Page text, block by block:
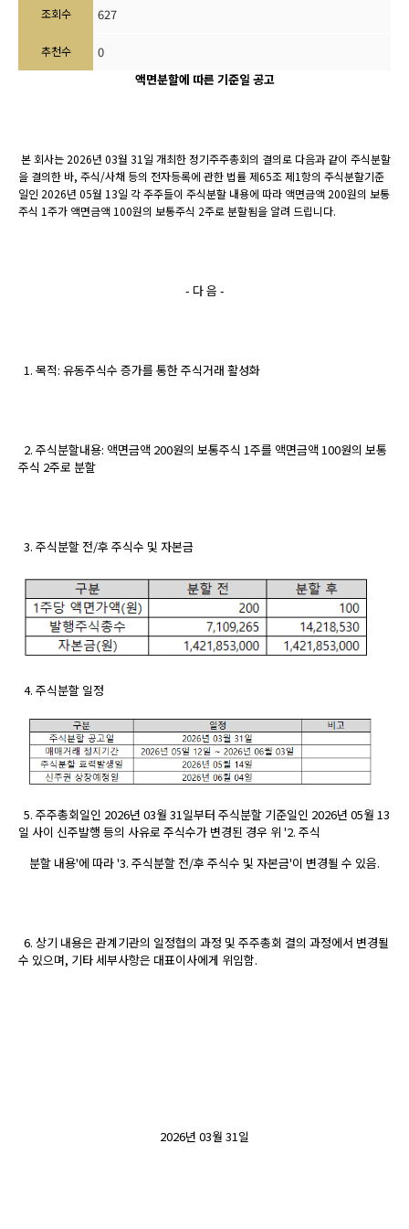
조회수 627
추천수
0
액면분할에 따른 기준일 공고
본 회사는 2026년 03월 31 일 개최한 정기주주총회의 결의로 다음과 같이 주식분할
을 결의한 바, 주식/사채 등의 전자등록에 관한 법률 제65조 제1항의 주식분할기준
일인 2026년 05월 13일 각 주주들이 주식분할 내용에 따라 액면금액 200원의 보통
주식 1주가 액면금액 100원의 보통주식 2주로 분할됨을 알려 드립니다.
- 다 음 -
1. 목적: 유동주식수 증가를 통한 주식거래 활성화
2. 주식분할내용: 액면금액 200원의 보통주식 1주를 액면금액 100원의 보통
주식 2주로 분할
3. 주식분할 전/후 주식수 및 자본금
4. 주식분할 일정
5. 주주총회일인 2026년 03월 31일부터 주식분할 기준일인 2026년 05월 13
일 사이 신주발행 등의 사유로 주식수가 변경된 경우 위 '2. 주식
분할 내용'에 따라 '3. 주식분할 전/후 주식수 및 자본금'이 변경될 수 있음.
6. 상기 내용은 관계기관의 일정협의 과정 및 주주총회 결의 과정에서 변경될
수 있으며, 기타 세부사항은 대표이사에게 위임함.
2026년 03월 31일